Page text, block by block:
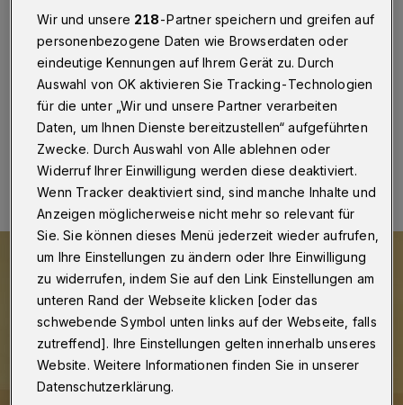
Lehrer und Beschäftigten des Wuppertaler
Weiterbildungskollegs Am Ölberg gefeiert. Sie wollten
damit die vom Krieg betroffenen Menschen in der
Ukraine unterstützen.
28.04.2022 , 09:30 Uhr Eine Minute Lesezeit
Wir und unsere 218-Partner speichern und greifen auf
personenbezogene Daten wie Browserdaten oder
eindeutige Kennungen auf Ihrem Gerät zu. Durch
Auswahl von OK aktivieren Sie Tracking-Technologien
für die unter „Wir und unsere Partner verarbeiten
Daten, um Ihnen Dienste bereitzustellen“ aufgeführten
Zwecke. Durch Auswahl von Alle ablehnen oder
Widerruf Ihrer Einwilligung werden diese deaktiviert.
Wenn Tracker deaktiviert sind, sind manche Inhalte und
Anzeigen möglicherweise nicht mehr so relevant für
Sie. Sie können dieses Menü jederzeit wieder aufrufen,
um Ihre Einstellungen zu ändern oder Ihre Einwilligung
zu widerrufen, indem Sie auf den Link Einstellungen am
unteren Rand der Webseite klicken [oder das
schwebende Symbol unten links auf der Webseite, falls
zutreffend]. Ihre Einstellungen gelten innerhalb unseres
Website. Weitere Informationen finden Sie in unserer
Datenschutzerklärung.